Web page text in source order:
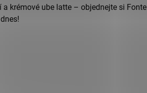
krémové ube latte – objednejte si Fonte